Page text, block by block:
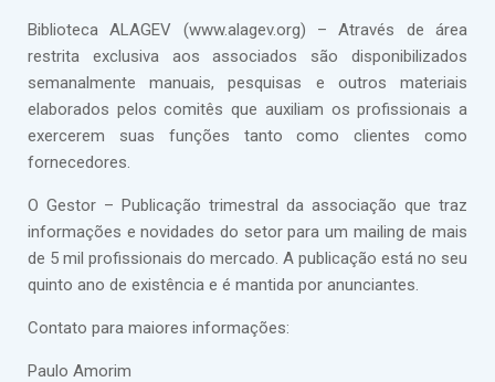
Biblioteca ALAGEV (www.alagev.org) – Através de área
restrita exclusiva aos associados são disponibilizados
semanalmente manuais, pesquisas e outros materiais
elaborados pelos comitês que auxiliam os profissionais a
exercerem suas funções tanto como clientes como
fornecedores.
O Gestor – Publicação trimestral da associação que traz
informações e novidades do setor para um mailing de mais
de 5 mil profissionais do mercado. A publicação está no seu
quinto ano de existência e é mantida por anunciantes.
Contato para maiores informações:
Paulo Amorim